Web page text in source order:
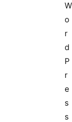
W
o
r
d
P
r
e
s
s